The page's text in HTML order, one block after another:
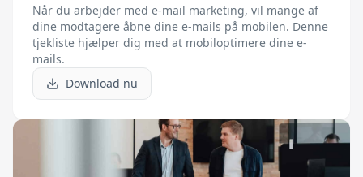
Når du arbejder med e-mail marketing, vil mange af
dine modtagere åbne dine e-mails på mobilen. Denne
tjekliste hjælper dig med at mobiloptimere dine e-
mails.
Download nu